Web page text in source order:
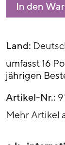
In den
Land:
umfasst 16
jährigen
Artikel-Nr.:
Mehr Artikel